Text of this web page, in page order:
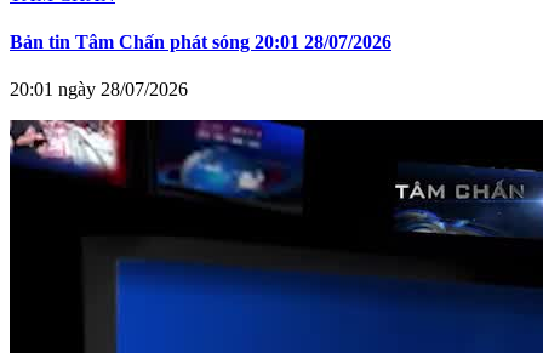
Bản tin Tâm Chấn phát sóng 20:01 28/07/2026
20:01 ngày 28/07/2026